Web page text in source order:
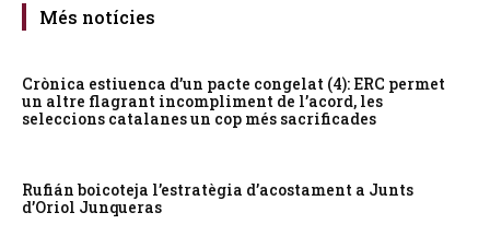
Més notícies
Crònica estiuenca d’un pacte congelat (4): ERC permet
un altre flagrant incompliment de l’acord, les
seleccions catalanes un cop més sacrificades
Rufián boicoteja l’estratègia d’acostament a Junts
d’Oriol Junqueras